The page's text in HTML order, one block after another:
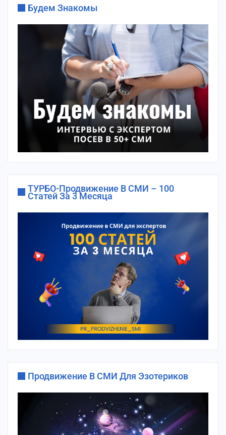
Будем Знакомы
ТУРБО-Продвижение В СМИ – 100
Статей За 3 Месяца
Продвижение В СМИ Для Эзотериков